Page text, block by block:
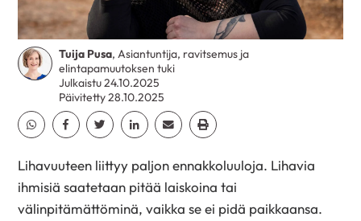
Tuija Pusa, Asiantuntija, ravitsemus ja
elintapamuutoksen tuki
Julkaistu 24.10.2025
Päivitetty 28.10.2025
Jaa Whatsapp
Jaa Facebook
Jaa TwitterJaa Linkedin
Jaa EmailJaa Print
Lihavuuteen liittyy paljon ennakkoluuloja. Lihavia
ihmisiä saatetaan pitää laiskoina tai
välinpitämättöminä, vaikka se ei pidä paikkaansa.